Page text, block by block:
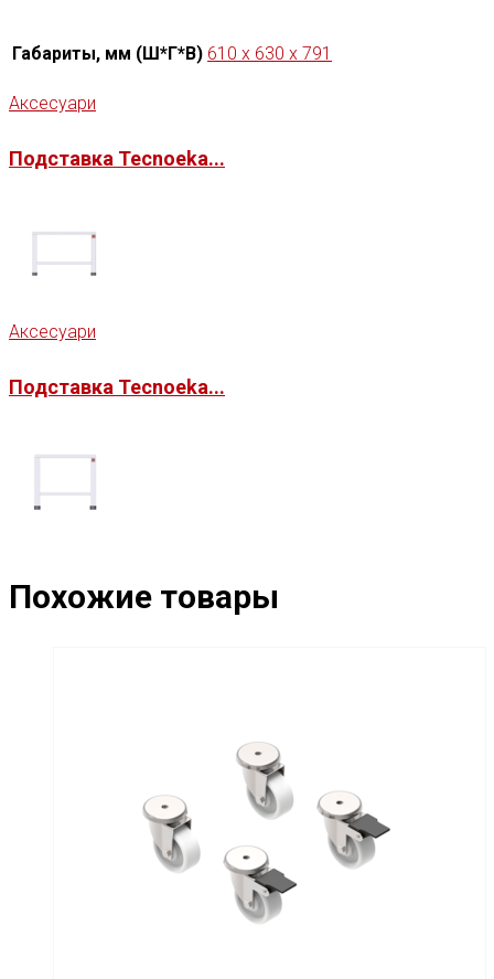
Габариты, мм (Ш*Г*В) 610 x 630 x 791
Аксесуари
Подставка Tecnoeka...
Аксесуари
Подставка Tecnoeka...
Похожие товары